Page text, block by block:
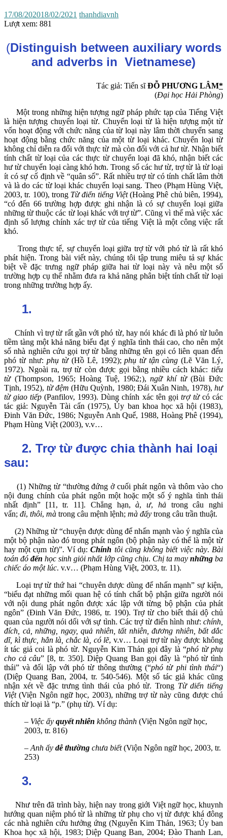
17/08/202018/02/2021 thanhdiavnh
Lượt xem: 881
(Distinguish between auxiliary words
and adverbs in Vietnamese)
Tác giả: Tiến sĩĐỖ PHƯƠNG LÂM*
(Đại học Hải Phòng)
Một trong những hiện tượng ngữ pháp phức tạp của Tiếng Việt
là hiện tượng chuyển loại từ. Chuyển loại từ là hiện tượng một từ
vốn hoạt động với chức năng của từ loại này lâm thời chuyển sang
hoạt động bằng chức năng của một từ loại khác. Chuyển loại từ
không chỉ diễn ra đối với thực từ mà còn đối với cả hư từ. Nhận biết
tính chất từ loại của các thực từ chuyển loại đã khó, nhận biết các
hư từ chuyển loại càng khó hơn. Trong số các hư từ, trợ từ là từ loại
ít có sự cố định về “quân số”. Rất nhiều trợ từ có tính chất lâm thời
và là do các từ loại khác chuyển loại sang. Theo (Phạm Hùng Việt,
2003, tr. 100), trong Từ điển tiếng Việt(Hoàng Phê chủ biên, 1994),
“có đến 66 trường hợp được ghi nhận là có sự chuyển loại giữa
những từ thuộc các từ loại khác với trợ từ”. Cũng vì thế mà việc xác
định số lượng chính xác trợ từ của tiếng Việt là một công việc rất
khó.
Trong thực tế, sự chuyển loại giữa trợ từ với phó từ là rất khó
phát hiện. Trong bài viết này, chúng tôi tập trung miêu tả sự khác
biệt về đặc trưng ngữ pháp giữa hai từ loại này và nêu một số
trường hợp cụ thể nhằm đưa ra khả năng phân biệt tính chất từ loại
trong những trường hợp ấy.
1.
Chính vì trợ từ rất gần với phó từ, hay nói khác đi là phó từ luôn
tiềm tàng một khả năng biểu đạt ý nghĩa tình thái cao, cho nên một
số nhà nghiên cứu gọi trợ từ bằng những tên gọi có liên quan đến
phó từ như: phụ từ(Hồ Lê, 1992);phụ từ tận cùng (Lẽ Văn Lý,
1972). Ngoài ra, trợ từ còn được gọi bằng nhiều cách khác: tiểu
từ(Thompson, 1965; Hoàng Tuệ, 1962;),ngữ khí từ(Bùi Đức
Tịnh, 1952), từ đệm(Hữu Quỳnh, 1980; Đái Xuân Ninh, 1978),hư
từ giao tiếp (Panfilov, 1993). Dùng chính xác tên gọi trợ từcó các
tác giả: Nguyễn Tài cẩn (1975), Ủy ban khoa học xã hội (1983),
Đinh Văn Đức, 1986; Nguyễn Anh Quế, 1988, Hoàng Phê (1994),
Phạm Hùng Việt (2003), v.v…
2. Trợ từ được chia thành hai loại
sau:
(1) Những từ “thường đứng ở cuối phát ngôn và thôm vào cho
nội đung chính của phát ngôn một hoặc một số ý nghĩa tình thái
nhất định” [11, tr. 11]. Chẳng hạn,à, ư, hảtrong câu nghi
vấn; đi, thôi, mà trong câu mệnh lệnh; mà đấy trong câu trần thuật.
(2) Những từ “chuyện được dùng để nhấn mạnh vào ý nghĩa của
một bộ phận nào đó trong phát ngôn (bộ phận này có thể là một từ
hay một cụm từ)”. Ví dụ:Chính tôi cũng không biết việc này. Bài
toán đóđến học sinh giỏi nhất lớp cũng chịu. Chị ta may nhữngba
chiếc áo một lúc. v.v… (Phạm Hùng Việt, 2003, tr. 11).
Loại trự từ thứ hai “chuyên dược dùng để nhấn mạnh” sự kiện,
“biểu đạt những mối quan hệ có tính chất bộ phận giữa người nói
với nội dung phát ngôn được xác lập với từng bộ phận của phát
ngôn” (Đinh Văn Đức, 1986, tr. 190). Trợ từ cho biết thái dộ chủ
quan của người nói dối với sự tình. Các trợ từ điển hình như: chính,
đích, cả, những, ngay, quả nhiên, tất nhiên, đương nhiên, bất dắc
dĩ, kì thực, hẳn là, chắc là, có lẽ, v.v… Loại trợ từ này được không
ít tác giả coi là phó từ. Nguyễn Kim Thản gọi đây là “phó từ phụ
cho cả câu” [8, tr. 350]. Diệp Quang Ban gọi đây là “phó từ tình
thái” và đối lập với phó từ thông thường (“phó từ phi tình thái“)
(Diệp Quang Ban, 2004, tr. 540-546). Một số tác giả khác cũng
nhận xét về đặc trưng tình thái của phó từ. Trong Từ diển tiếng
Việt(Viện Ngôn ngữ học, 2003), những trợ từ này cũng được chú
thích từ loại là “p.” (phụ từ). Ví dụ:
– Việc ấy quyết nhiên không thành (Viện Ngôn ngữ học,
2003, tr. 816)
– Anh ấy dễ thường chưa biết(Viộn Ngôn ngữ học, 2003, tr.
253)
3.
Như trên đã trình bày, hiện nay trong giới Việt ngữ học, khuynh
hướng quan niệm phó từ là những từ phụ cho vị từ được khá đông
các nhà nghiên cứu hưởng ứng (Nguyễn Kim Thản, 1963; Ủy ban
Khoa học xã hội, 1983; Diệp Quang Ban, 2004; Đào Thanh Lan,